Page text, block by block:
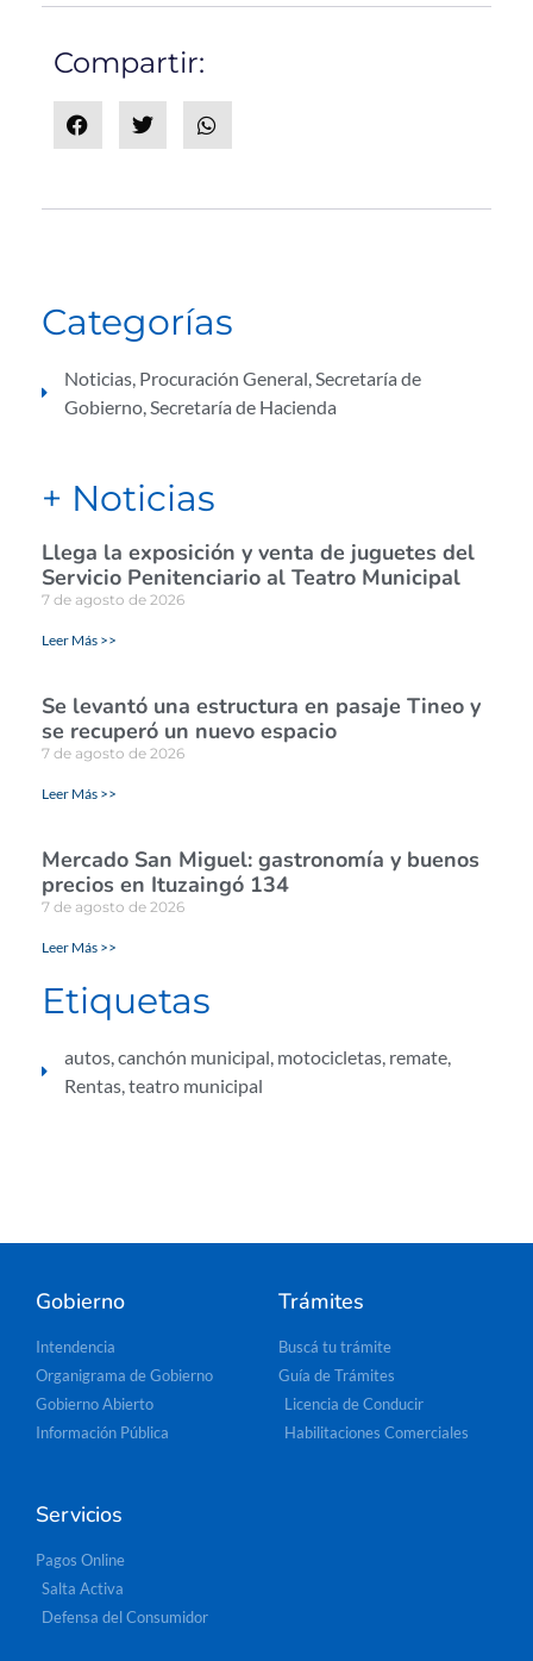
Compartir:
Categorías
Noticias, Procuración General,Secretaría de
Gobierno,Secretaría de Hacienda
+ Noticias
Llega la exposición y venta de juguetes del
Servicio Penitenciario al Teatro Municipal
7 de agosto de 2026
Leer Más >>
Se levantó una estructura en pasaje Tineo y
se recuperó un nuevo espacio
7 de agosto de 2026
Leer Más >>
Mercado San Miguel: gastronomía y buenos
precios en Ituzaingó 134
7 de agosto de 2026
Leer Más >>
Etiquetas
autos,canchón municipal, motocicletas, remate,
Rentas,teatro municipal
Gobierno
Intendencia
Organigrama de Gobierno
Gobierno Abierto
Información Pública
Trámites
Buscá tu trámite
Guía de Trámites
Licencia de Conducir
Habilitaciones Comerciales
Servicios
Pagos Online
Salta Activa
Defensa del Consumidor